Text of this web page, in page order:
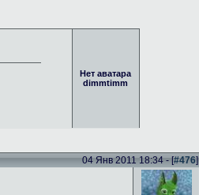
Нет аватара
dimmtimm
04 Янв 2011 18:34 - [#476]